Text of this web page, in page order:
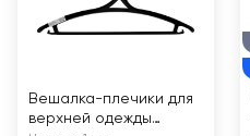
Вешалка-плечики для
верхней одежды